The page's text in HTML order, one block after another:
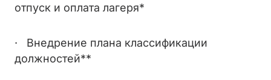
отпуск и оплата лагеря*
· Внедрение плана классификации
должностей**